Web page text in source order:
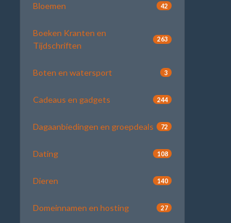
Bloemen 42
Boeken Kranten en
Tijdschriften
263
Boten en watersport 3
Cadeaus en gadgets 244
Dagaanbiedingen en groepdeals 72
Dating 108
Dieren 140
Domeinnamen en hosting 27